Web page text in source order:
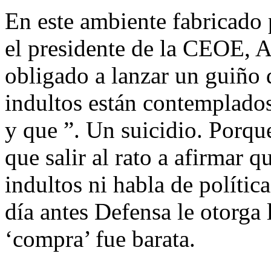
En este ambiente
el presidente de la CEOE,
obligado a lanzar un
indultos están
y que ”. Un suicidio.
que salir al rato a afirmar
indultos ni habla de
día antes Defensa le
‘compra’ fue barata.